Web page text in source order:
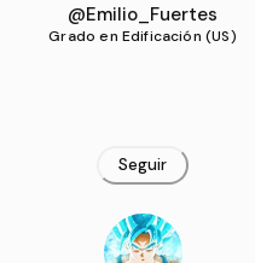
@Emilio_Fuertes
Grado en Edificación (US)
Seguir